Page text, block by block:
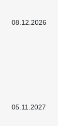
08.12.2026
05.11.2027